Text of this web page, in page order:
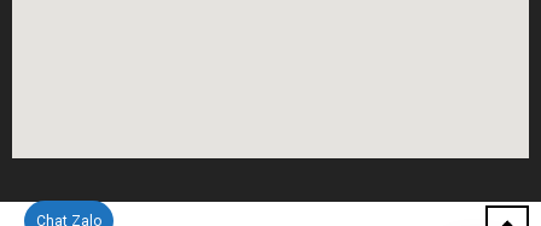
Chat Zalo